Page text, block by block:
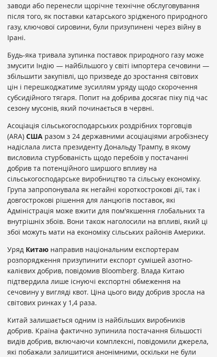
заводи або перенесли щорічне технічне обслуговування
після того, як поставки катарського зрідженого природного
газу, ключової сировини, були призупинені через війну в
Ірані.
Будь-яка тривала зупинка поставок природного газу може
змусити Індію — найбільшого у світі імпортера сечовини —
збільшити закупівлі, що призведе до зростання світових
цін і перешкоджатиме зусиллям уряду щодо скорочення
субсидійного тягаря. Попит на добрива досягає піку під час
сезону мусонів, який починається в червні.
Асоціація сільськогосподарських роздрібних торговців
(ARA) США разом з 24 державними асоціаціями агробізнесу
надіслала листа президенту Дональду Трампу, в якому
висловила стурбованість щодо перебоїв у постачанні
добрив та потенційного ширшого впливу на
сільськогосподарське виробництво та сільську економіку.
Група запропонувала як негайні короткострокові дії, так і
довгострокові рішення для ланцюгів поставок, які
Адміністрація може вжити для пом'якшення глобальних та
внутрішніх збоїв. Вони також наголосили на впливі, який ці
збої можуть мати на економіку сільських районів Америки.
Уряд Китаю направив національним експортерам
розпорядження призупинити експорт сумішей азотно-
калієвих добрив, повідомив Bloomberg. Влада Китаю
підтвердила лише існуючі експортні обмеження на
сечовину у вигляді квот. Ціна цього виду добрив зросла на
світових ринках у 1,4 раза.
Китай залишається одним із найбільших виробників
добрив. Країна фактично зупинила постачання більшості
видів добрив, включаючи комплексні, повідомили джерела,
які побажали залишитися анонімними, оскільки не були